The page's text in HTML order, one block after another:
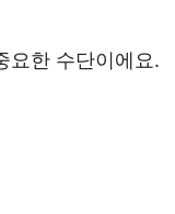
요한 수단이에요.